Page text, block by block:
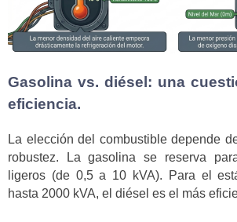
Gasolina vs. diésel: una
eficiencia.
La elección del combustible depende
robustez. La gasolina se reserva
ligeros (de 0,5 a 10 kVA). Para el
hasta 2000 kVA, el diésel es el más